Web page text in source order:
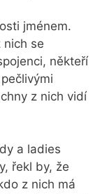
jménem.
nich se
někteří
z nich vidí
a ladies
řekl by, že
z nich má